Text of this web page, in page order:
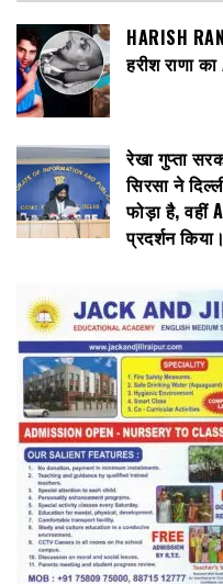
HARISH
हरीश राणा
रेखा गुप्ता
सिरसा ने
फोड़ा है, वहीं
प्रदर्शन किया।